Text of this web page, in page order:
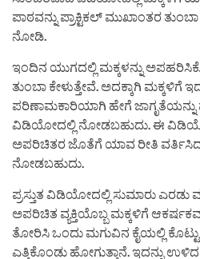
ಪಾಠವನ್ನು ಪ್ರಾಕ್ಟಿಕಲ್ ಮುಖಾಂತರ
ನೋಡಿ.
ಇಂದಿನ ಯುಗದಲ್ಲಿ ಮಕ್ಕಳನ್ನು
ತುಂಬಾ ಕೇಳುತ್ತೇವೆ. ಅದಕ್ಕಾಗಿ ಮಕ್ಕಳಿಗೆ
ಪರಿಣಾಮಕಾರಿಯಾಗಿ ಹೇಗೆ ಜಾಗೃತೆಯನ್ನು
ವಿಡಿಯೋದಲ್ಲಿ ನೋಡಬಹುದು. ಈ
ಅಪರಿಚಿತರ ಜೊತೆಗೆ ಯಾವ ರೀತಿ
ನೋಡಬಹುದು.
ಪ್ರಸ್ತುತ ವಿಡಿಯೋದಲ್ಲಿ ಸುಮಾರು ಎರಡು
ಅಪರಿಚಿತ ವ್ಯಕ್ತಿಯೊಬ್ಬ ಮಕ್ಕಳಿಗೆ
ತೋರಿಸಿ ಒಂದು ಮಗುವಿನ ಕೈಯಲ್ಲಿ
ಎತ್ತಿಕೊಂಡು ಹೋಗುತ್ತಾನೆ. ಇದನ್ನು